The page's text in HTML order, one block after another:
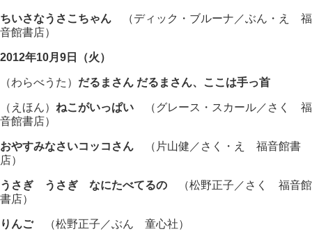
ちいさなうさこちゃん
（ディック・ブルーナ／ぶん・え 福
音館書店）
2012年10月9日（火）
（わらべうた） だるまさん だるまさん、ここは手っ首
（えほん） ねこがいっぱい （グレース・スカール／さく 福
音館書店）
おやすみなさいコッコさん （片山健／さく・え 福音館書
店）
うさぎ うさぎ なにたべてるの （松野正子／さく 福音館
書店）
りんご （松野正子／ぶん 童心社）